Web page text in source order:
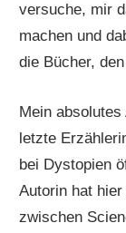
versuche, mir
machen und
die Bücher,
Mein
letzte
bei Dystopien
Autorin hat
zwischen